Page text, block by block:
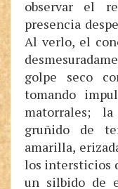
observar el
presencia
Al verlo, el
golpe seco
tomando
matorrales;
gruñido de
amarilla,
los intersticios
un silbido de